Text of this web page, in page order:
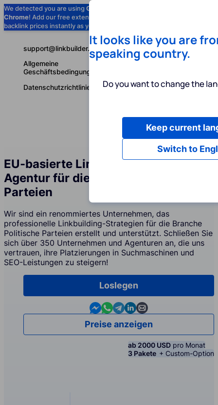
We detected you are using Google
Chrome! Add our free extension to check
backlink prices instantly as you browse.
Deutsch
support@linkbuilder.com
Allgemeine
Geschäftsbedingungen
Datenschutzrichtlinie
EU-basierte Linkbuilding-Services-
Agentur für die Branche Politische
Parteien
Wir sind ein renommiertes Unternehmen, das
professionelle Linkbuilding-Strategien für die Branche
Politische Parteien erstellt und unterstützt. Schließen Sie
sich über 350 Unternehmen und Agenturen an, die uns
vertrauen, ihre Platzierungen in Suchmaschinen und
SEO-Leistungen zu steigern!
Loslegen
Contact us in Messenger
Contact us in WhatsApp
Contact us in Telegram
Contact us in Linkedin
Contact us by email
Preise anzeigen
ab 2000 USD pro Monat
3 Pakete + Custom-Option
It looks like you are
speaking country.
Do you want to change the
Switch to
Keep current